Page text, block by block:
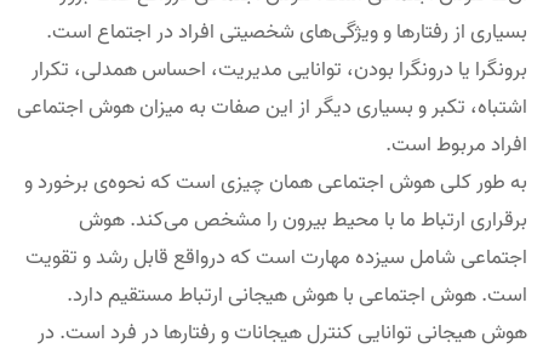
بسیاری از رفتار‌ها و ویژگی‌های شخصیتی افراد در اجتماع است.
برونگرا یا درونگرا بودن، توانایی مدیریت، احساس همدلی، تکرار
اشتباه، تکبر و بسیاری دیگر از این صفات به میزان هوش اجتماعی
افراد مربوط است.
به طور کلی هوش اجتماعی همان چیزی است که نحوه‌ی برخورد و
برقراری ارتباط ما با محیط بیرون را مشخص می‌کند. هوش
اجتماعی شامل سیزده مهارت است که درواقع قابل رشد و تقویت
است. هوش اجتماعی با هوش هیجانی ارتباط مستقیم دارد.
هوش هیجانی توانایی کنترل هیجانات و رفتار‌ها در فرد است. در